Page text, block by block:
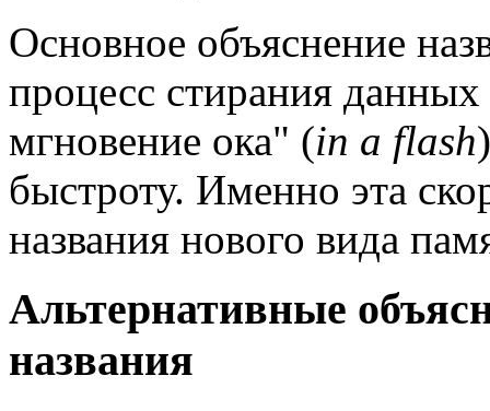
Основное объяснение
процесс стирания
мгновение ока" (in a flash
быстроту. Именно эта
названия нового вида
Альтернативные
названия